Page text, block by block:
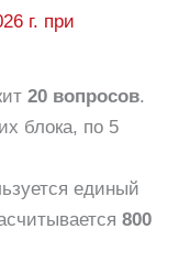
г. при
20 вопросов.
блока, по 5
единый
800